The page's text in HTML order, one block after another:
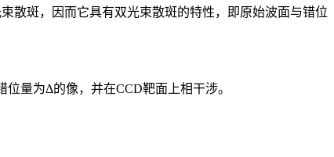
斑，因而它具有双光束散斑的特性，即原始波面与错位
量为Δ的像，并在CCD靶面上相干涉。